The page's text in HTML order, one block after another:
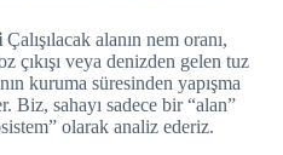
Çalışılacak alanın nem oranı,
çıkışı veya denizden gelen tuz
kuruma süresinden yapışma
Biz, sahayı sadece bir “alan”
olarak analiz ederiz.